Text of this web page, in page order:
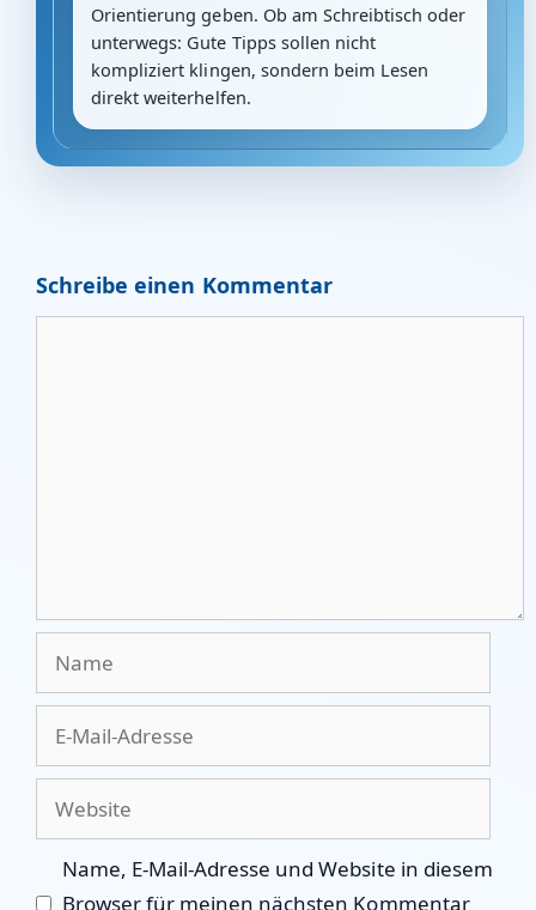
Orientierung geben. Ob am Schreibtisch oder
unterwegs: Gute Tipps sollen nicht
kompliziert klingen, sondern beim Lesen
direkt weiterhelfen.
Schreibe einen Kommentar
Name, E-Mail-Adresse und Website in diesem
Browser für meinen nächsten Kommentar